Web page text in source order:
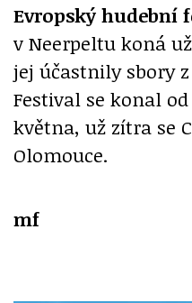
Evropský hudební
v Neerpeltu koná
jej účastnily sbory
Festival se konal
května, už zítra se
Olomouce.
mf